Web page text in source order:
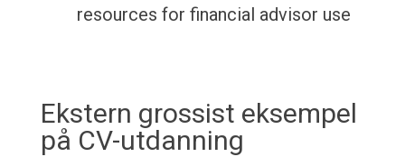
resources for financial advisor use
Ekstern grossist eksempel
på CV-utdanning